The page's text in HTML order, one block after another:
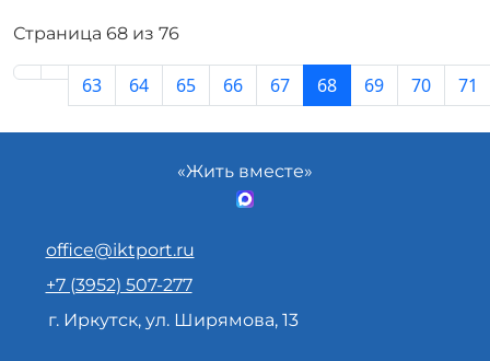
Страница 68 из 76
63 64 65 66 67 68 69 70 71
«Жить вместе»
office@iktport.ru
+7 (3952) 507-277
г. Иркутск, ул. Ширямова, 13